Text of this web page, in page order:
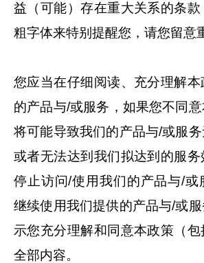
益（可能）存在重大关系的条
粗字体来特别提醒您，请您留意
您应当在仔细阅读、充分理解
的产品与/或服务，如果您不同意
将可能导致我们的产品与/或服务
或者无法达到我们拟达到的服
停止访问/使用我们的产品与/或
继续使用我们提供的产品与/或
示您充分理解和同意本政策（
全部内容。